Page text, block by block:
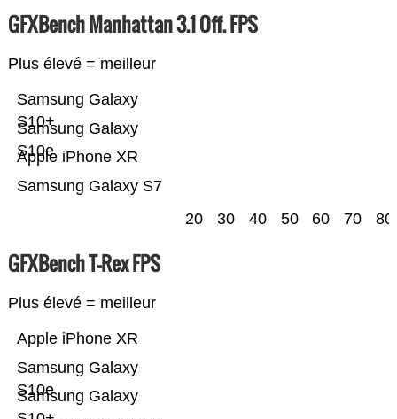
GFXBench Manhattan 3.1 Off. FPS
Plus élevé = meilleur
Samsung Galaxy S7
Apple iPhone XR
Samsung Galaxy
S10e
Samsung Galaxy
S10+
20 30 40 50 60 70 80
GFXBench T-Rex FPS
Plus élevé = meilleur
Samsung Galaxy
Samsung Galaxy
S10e
Apple iPhone XR